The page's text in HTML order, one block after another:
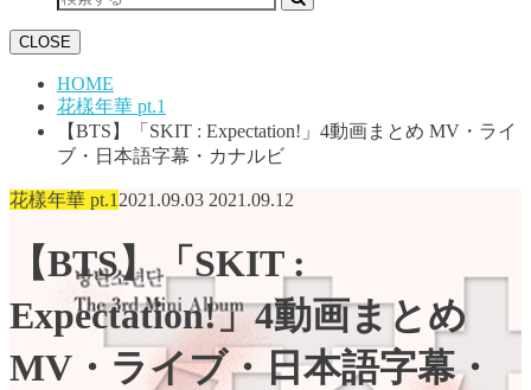
CLOSE
HOME
花樣年華 pt.1
【BTS】「SKIT : Expectation!」4動画まとめ MV・ライ
ブ・日本語字幕・カナルビ
花樣年華 pt.1 2021.09.03 2021.09.12
【BTS】「SKIT :
Expectation!」4動画まとめ
MV・ライブ・日本語字幕・